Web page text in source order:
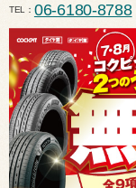
TEL 06-6180-8788